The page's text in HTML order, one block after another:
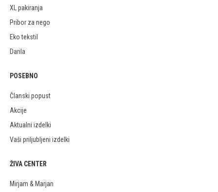
XL pakiranja
Pribor za nego
Eko tekstil
Darila
POSEBNO
Članski popust
Akcije
Aktualni izdelki
Vaši priljubljeni izdelki
ŽIVA CENTER
Mirjam & Marjan